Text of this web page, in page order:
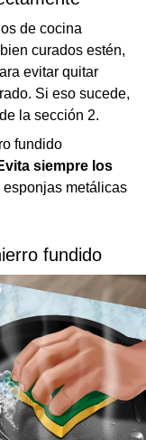
de cocina
curados estén,
evitar quitar
Si eso sucede,
la sección 2.
fundido
siempre los
metálicas
fundido